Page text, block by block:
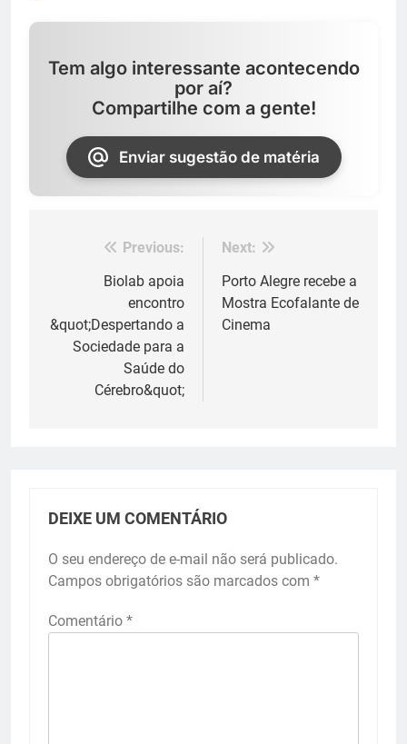
Tem algo interessante acontecendo
por aí?
Compartilhe com a gente!
Enviar sugestão de matéria
Navegação
Post
Previous:
Biolab apoia
encontro
&quot;Despertando a
Sociedade para a
Saúde do
Cérebro&quot;
Next:
Porto Alegre recebe a
Mostra Ecofalante de
Cinema
DEIXE UM COMENTÁRIO
O seu endereço de e-mail não será publicado.
Campos obrigatórios são marcados com *
Comentário *